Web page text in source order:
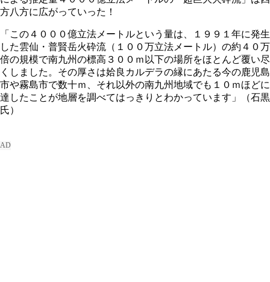
方八方に広がっていった！
「この４０００億立法メートルという量は、１９９１年に発生
した雲仙・普賢岳火砕流（１００万立法メートル）の約４０万
倍の規模で南九州の標高３００ｍ以下の場所をほとんど覆い尽
くしました。その厚さは姶良カルデラの縁にあたる今の鹿児島
市や霧島市で数十ｍ、それ以外の南九州地域でも１０ｍほどに
達したことが地層を調べてはっきりとわかっています」（石黒
氏）